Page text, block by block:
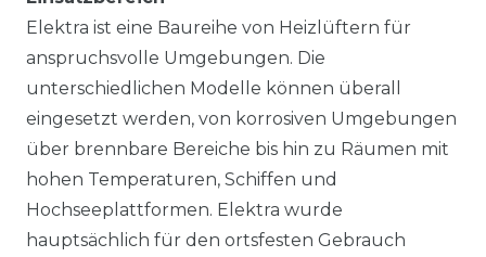
Elektra ist eine Baureihe von Heizlüftern für
anspruchsvolle Umgebungen. Die
unterschiedlichen Modelle können überall
eingesetzt werden, von korrosiven Umgebungen
über brennbare Bereiche bis hin zu Räumen mit
hohen Temperaturen, Schiffen und
Hochseeplattformen. Elektra wurde
hauptsächlich für den ortsfesten Gebrauch